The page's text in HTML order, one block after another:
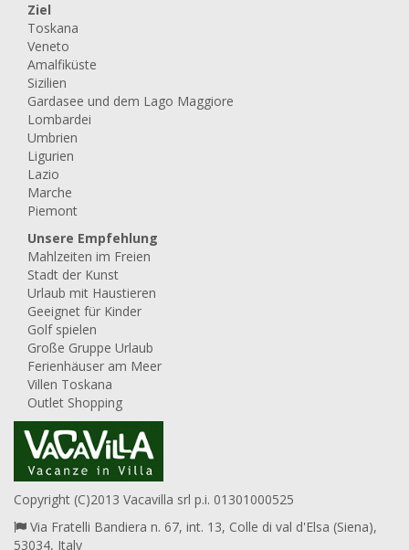
Ziel
Toskana
Veneto
Amalfiküste
Sizilien
Gardasee und dem Lago Maggiore
Lombardei
Umbrien
Ligurien
Lazio
Marche
Piemont
Unsere Empfehlung
Mahlzeiten im Freien
Stadt der Kunst
Urlaub mit Haustieren
Geeignet für Kinder
Golf spielen
Große Gruppe Urlaub
Ferienhäuser am Meer
Villen Toskana
Outlet Shopping
Copyright (C)2013 Vacavilla srl p.i. 01301000525
Via Fratelli Bandiera n. 67, int. 13, Colle di val d'Elsa (Siena),
53034, Italy